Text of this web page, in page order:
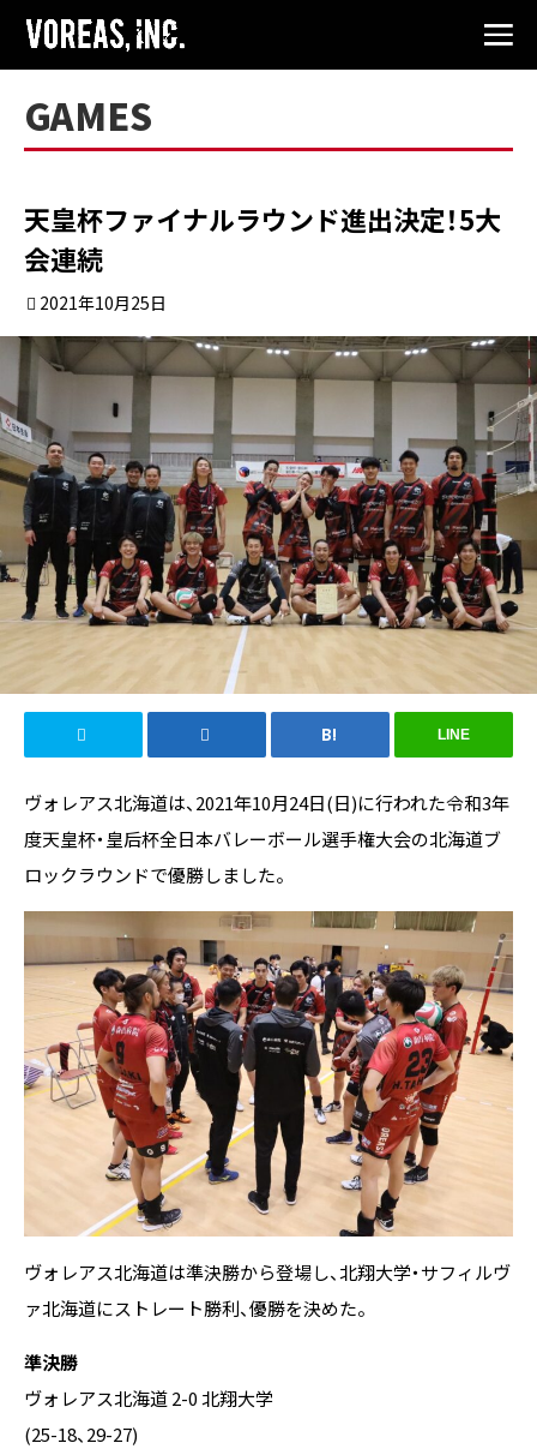
GAMES
天皇杯ファイナルラウンド進出決定！5大
会連続
2021年10月25日
LINE
ヴォレアス北海道は、2021年10月24日(日)に行われた令和3年
度天皇杯・皇后杯全日本バレーボール選手権大会の北海道ブ
ロックラウンドで優勝しました。
ヴォレアス北海道は準決勝から登場し、北翔大学・サフィルヴ
ァ北海道にストレート勝利、優勝を決めた。
準決勝
ヴォレアス北海道 2-0 北翔大学
(25-18、29-27)